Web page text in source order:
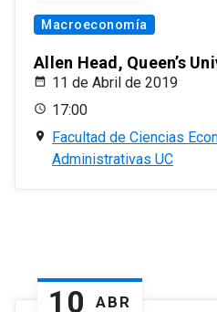
Macroeconomía
Allen Head, Queen’s
11 de Abril de 2019
17:00
Facultad de Ciencias
Administrativas UC
10 ABR